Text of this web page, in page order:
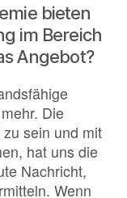
bieten
im Bereich
Angebot?
Die
sein und mit
hat uns die
Nachricht,
Wenn